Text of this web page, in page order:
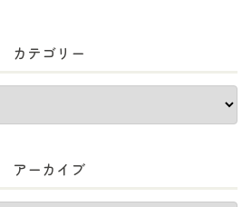
カテゴリー
アーカイブ